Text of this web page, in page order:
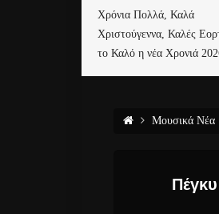
Χρόνια Πολλά, Καλά
Χριστούγεννα, Καλές
το Καλό η νέα Χρονιά
Μουσικά Νέα